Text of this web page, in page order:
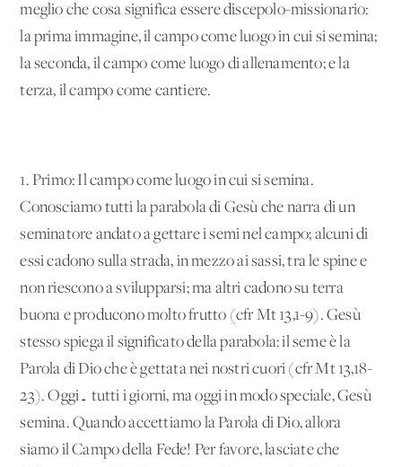
meglio che cosa significa essere discepolo-missionario:
la prima immagine, il campo come luogo in cui si semina;
la seconda, il campo come luogo di allenamento; e la
terza, il campo come cantiere.
1. Primo: Il campo come luogo in cui si semina.
Conosciamo tutti la parabola di Gesù che narra di un
seminatore andato a gettare i semi nel campo; alcuni di
essi cadono sulla strada, in mezzo ai sassi, tra le spine e
non riescono a svilupparsi; ma altri cadono su terra
buona e producono molto frutto (cfr Mt 13,1-9). Gesù
stesso spiega il significato della parabola: il seme è la
Parola di Dio che è gettata nei nostri cuori (cfr Mt 13,18-
23). Oggi… tutti i giorni, ma oggi in modo speciale, Gesù
semina. Quando accettiamo la Parola di Dio, allora
siamo il Campo della Fede! Per favore, lasciate che